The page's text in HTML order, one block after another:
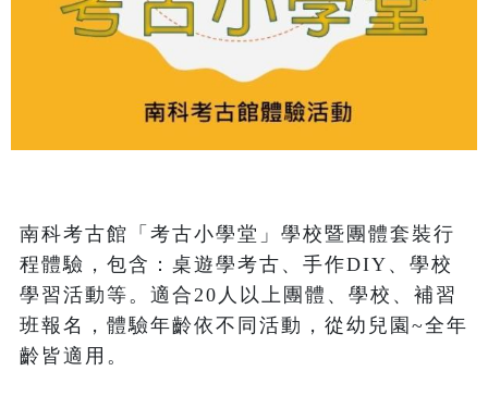
南科考古館「考古小學堂」學校暨團體套裝行
程體驗，包含：桌遊學考古、手作DIY、學校
學習活動等。適合20人以上團體、學校、補習
班報名，體驗年齡依不同活動，從幼兒園~全年
齡皆適用。